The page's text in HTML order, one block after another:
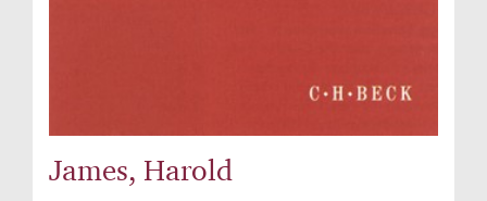
James, Harold